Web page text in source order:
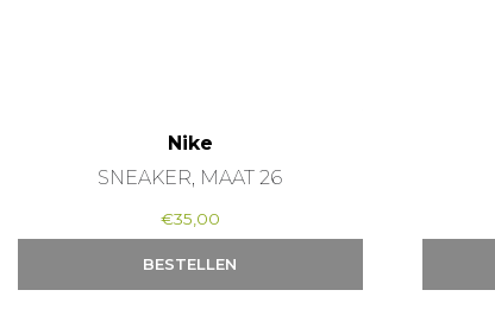
Nike
SNEAKER, MAAT 26
€35,00
BESTELLEN